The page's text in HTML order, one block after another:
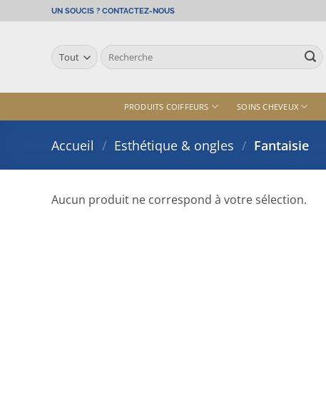
au
UN SOUCIS ? CONTACTEZ-NOUS
Recherche
pour :
PRODUITS COIFFEURS SOINS CHEVEUX
Accueil / Esthétique & ongles / Fantaisie
Aucun produit ne correspond à votre sélection.